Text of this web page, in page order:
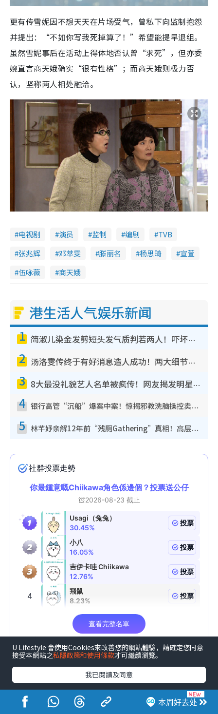
更有传雪妮因不想天天在片场受气，曾私下向监制抱怨
并提出：“不如你写我死掉算了！”希望能提早退组。
虽然雪妮事后在活动上得体地否认曾“求死”，但亦委
婉直言商天娥确实“很有性格”；而商天娥则极力否
认，坚称两人相处融洽。
电视剧 演员 监制 编剧
TVB
张兆辉
邓萃雯 滕丽名 杨思琦
宣萱
伍咏薇
商天娥
港生活人气娱乐新闻
1 简淑儿染金发剪短头发气质判若两人！吓坏老公麦大力都认不出：“你做什么？”
2 汤洛雯传终于有好消息造人成功！两大细节曝孕味极浓引猜测：大肚婆先会咁！
3 8大最没礼貌艺人名单被疯传！网友揭发明星真面目，一致数落这一位是无品天花板？
4 银行高管“沉船”爆案中案！惊揭邪教洗脑操控卖淫被吞600万，幕后黑手讲多错多
5 林芊妤亲解12年前“残厕Gathering”真相！高层解约一句话重创尊严，至今拒返TVB
【U GO x CHARGESPOT 夏日消暑企划⚡】
本周好去处
U Lifestyle 會使用Cookies來改善您的網站體驗，請確定您同意
接受本網站之私隱政策和使用條款才可繼續瀏覽。
我已閱讀及同意